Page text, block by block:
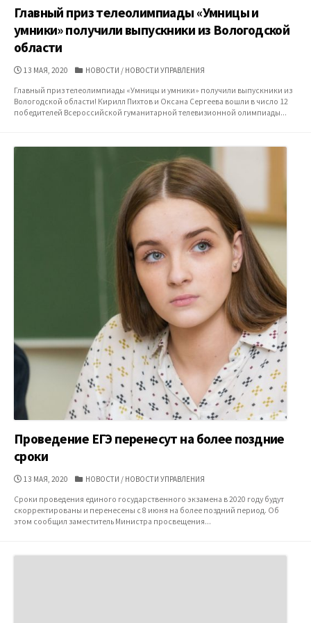
Главный приз телеолимпиады «Умницы и
умники» получили выпускники из Вологодской
области
ДАТА
13 МАЯ, 2020 КАТЕГОРИИ
НОВОСТИ / НОВОСТИ УПРАВЛЕНИЯ
Главный приз телеолимпиады «Умницы и умники» получили выпускники из
Вологодской области! Кирилл Пихтов и Оксана Сергеева вошли в число 12
победителей Всероссийской гуманитарной телевизионной олимпиады...
Проведение ЕГЭ перенесут на более поздние
сроки
ДАТА
13 МАЯ, 2020 КАТЕГОРИИ
НОВОСТИ / НОВОСТИ УПРАВЛЕНИЯ
Сроки проведения единого государственного экзамена в 2020 году будут
скорректированы и перенесены с 8 июня на более поздний период. Об
этом сообщил заместитель Министра просвещения...